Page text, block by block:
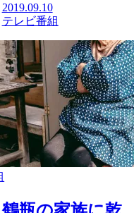
2019.09.10
テレビ番組